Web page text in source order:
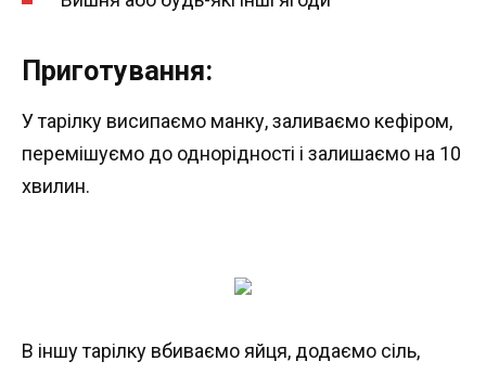
Приготування:
У тарілку висипаємо манку, заливаємо кефіром,
перемішуємо до однорідності і залишаємо на 10
хвилин.
В іншу тарілку вбиваємо яйця, додаємо сіль,